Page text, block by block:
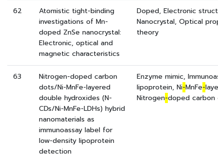
62
Atomistic tight-binding
investigations of Mn-
doped ZnSe nanocrystal:
Electronic, optical and
magnetic characteristics
Doped, Electronic
Nanocrystal, Optical
theory
63
Nitrogen-doped carbon
dots/Ni-MnFe-layered
double hydroxides (N-
CDs/Ni-MnFe-LDHs) hybrid
nanomaterials as
immunoassay label for
low-density lipoprotein
detection
Enzyme mimic,
lipoprotein, Ni-MnFe-
Nitrogen-doped carbon